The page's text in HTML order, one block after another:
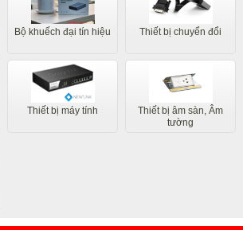
Bộ khuếch đại tín hiệu Thiết bị chuyển đổi
Thiết bị máy tính
Thiết bị âm sàn, Âm
tường